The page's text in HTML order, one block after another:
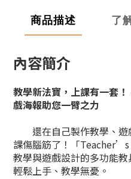
商品描述 了
內容簡介
教學新法寶，上課有一套！
戲海報助您一臂之力
還在自己製作教學、遊
課傷腦筋了！「
教學與遊戲設計的多功能
輕鬆上手、教學無憂。